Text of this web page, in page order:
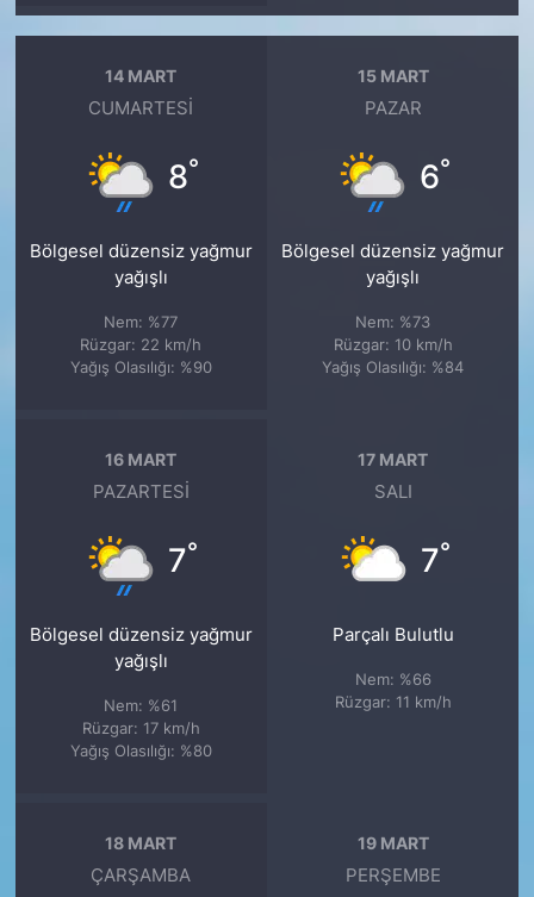
14 MART
CUMARTESI
8°
Bölgesel düzensiz yağmur
yağışlı
Nem: %77
Rüzgar: 22 km/h
Yağış Olasılığı: %90
15 MART
PAZAR
6°
Bölgesel düzensiz yağmur
yağışlı
Nem: %73
Rüzgar: 10 km/h
Yağış Olasılığı: %84
16 MART
PAZARTESI
7°
Bölgesel düzensiz yağmur
yağışlı
Nem: %61
Rüzgar: 17 km/h
Yağış Olasılığı: %80
17 MART
SALI
7°
Parçalı Bulutlu
Nem: %66
Rüzgar: 11 km/h
18 MART
ÇARŞAMBA
19 MART
PERŞEMBE